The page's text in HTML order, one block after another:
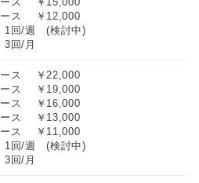
ース ￥12,000
回/週 (検討中)
/月
ース ￥22,000
ース ￥19,000
ース ￥16,000
ース ￥13,000
ース ￥11,000
回/週 (検討中)
/月